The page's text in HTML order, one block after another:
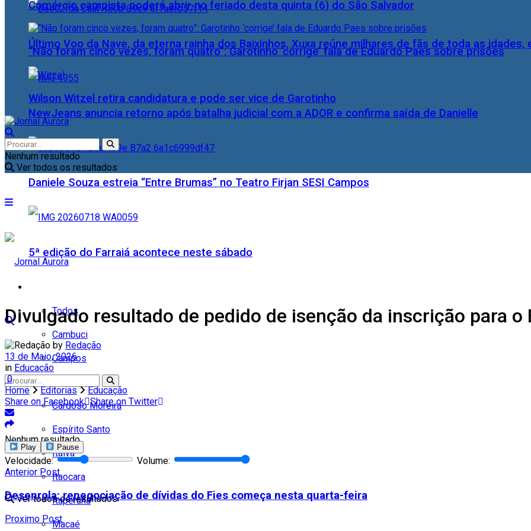
Último Voo da Nave, da eterna rainha dos Baixinhos, Xuxa reúne milhares de fãs de toda as idades,
NewJeans anuncia retorno após batalha judicial com a ADOR e confirma saída de Danielle
Daniele Souza estreia “Entre Brumas” no Teatro Firjan SESI Campos
5ª edição do Farraiá acontece neste sábado
Todos
Cambuci
Campos
Cardoso Moreira
Espírito Santo
Italva
Itaocara
Itaperuna
Macaé
Comércio campista poderá abrir no feriado desta quinta (6) do São Salvador
“Não foram cinco vezes, foram quatro”: Garotinho ‘corrige’ fala de Eduardo Paes sobre prisões
Wilson Witzel retira candidatura e pode ser vice de Garotinho
Nenhum resultado
Ver todos os resultados
Nenhum resultado
Ver todos os resultados
Divulgado resultado de pedido de isenção da inscrição para o
by Redação
13 de Maio, 2026
in Educação
0
Home
Editorias
Educação
Share on Facebook Share on Twitter
Play Pause
Velocidade:
Volume:
Anterior Post
Desenrola: renegociação de dívidas do Fies começa nesta quarta-feira
Proximo Post